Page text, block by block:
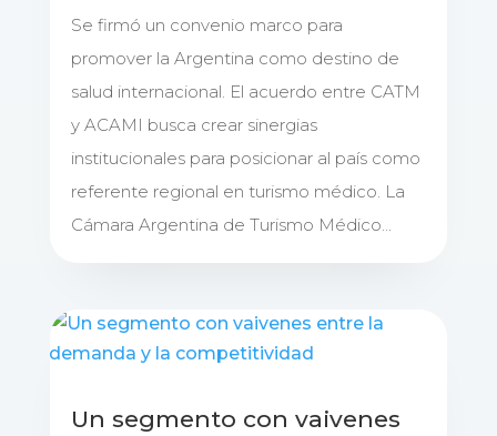
Se firmó un convenio marco para
promover la Argentina como destino de
salud internacional. El acuerdo entre CATM
y ACAMI busca crear sinergias
institucionales para posicionar al país como
referente regional en turismo médico. La
Cámara Argentina de Turismo Médico...
Un segmento con vaivenes